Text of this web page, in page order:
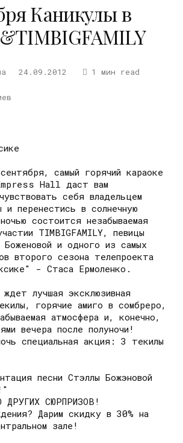
Каникулы в
24.09.2012 1 мин read
самый горячий караоке
Hall даст вам
себя владельцем
и перенестись в солнечную
состоится незабываемая
TIMBIGFAMILY, певицы
и одного из самых
второго сезона телепроекта
- Стаса Ермоленко.
лучшая эксклюзивная
горячие амиго в сомбреро,
атмосфера и, конечно,
вечера после полуночи!
специальная акция: 3 текилы
песни Стэллы Божэновой
СЮРПРИЗОВ!
Дарим скидку в 30% на
зале!